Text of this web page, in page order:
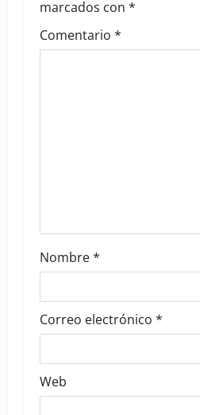
i
marcados con *
Comentario *
Nombre*
Correo electrónico *
Web